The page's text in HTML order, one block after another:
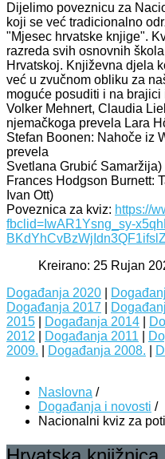
Dijelimo poveznicu za
koji se već tradicionalno
"Mjesec hrvatske knjige".
razreda svih osnovnih
Hrvatskoj. Književna djela
već u zvučnom obliku za
moguće posuditi i na brajici
Volker Mehnert, Claudia
njemačkoga prevela Lara
Stefan Boonen: Nahoče iz
prevela
Svetlana Grubić Samaržija)
Frances Hodgson Burnett:
Ivan Ott)
Poveznica za kviz: https://
fbclid=IwAR1Ysng_sy-
Kreirano: 25 Rujan
Događanja 2020
Događanja 2017
2015
Događanja 2014
2012
Događanja 2011
2009.
Događanja 2008.
Naslovna /
Događanja i novosti /
Nacionalni kviz za